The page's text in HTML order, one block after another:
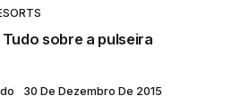
sobre a pulseira
30 De Dezembro De 2015